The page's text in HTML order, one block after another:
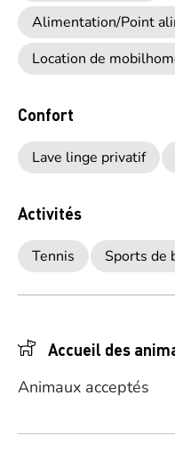
Alimentation/Point
Location de
Confort
Lave linge privatif
Activités
Tennis Sports de
Accueil des
Animaux acceptés